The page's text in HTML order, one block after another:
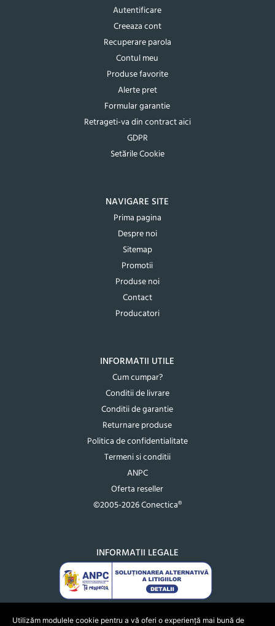
Autentificare
Creeaza cont
Recuperare parola
Contul meu
Produse favorite
Alerte pret
Formular garantie
Retrageti-va din contract aici
GDPR
Setările Cookie
NAVIGARE SITE
Prima pagina
Despre noi
Sitemap
Promotii
Produse noi
Contact
Producatori
INFORMATII UTILE
Cum cumpar?
Conditii de livrare
Conditii de garantie
Returnare produse
Politica de confidentialitate
Termeni si conditii
ANPC
Oferta reseller
©2005-2026 Conectica®
INFORMATII LEGALE
Utilizăm modulele cookie pentru a vă oferi o experiență mai bună de